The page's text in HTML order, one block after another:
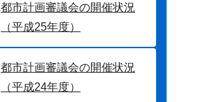
都市計画審議会の開催状況
（平成25年度）
都市計画審議会の開催状況
（平成24年度）